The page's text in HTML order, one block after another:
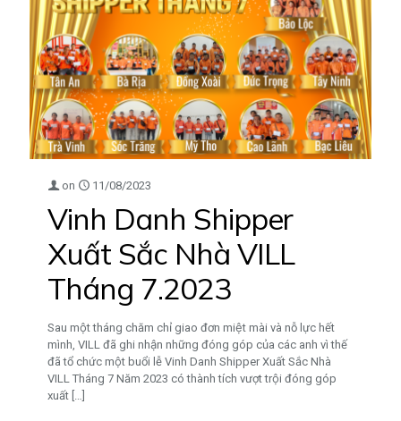
on 11/08/2023
Vinh Danh Shipper
Xuất Sắc Nhà VILL
Tháng 7.2023
Sau một tháng chăm chỉ giao đơn miệt mài và nỗ lực hết
mình, VILL đã ghi nhận những đóng góp của các anh vì thế
đã tổ chức một buổi lễ Vinh Danh Shipper Xuất Sắc Nhà
VILL Tháng 7 Năm 2023 có thành tích vượt trội đóng góp
xuất […]